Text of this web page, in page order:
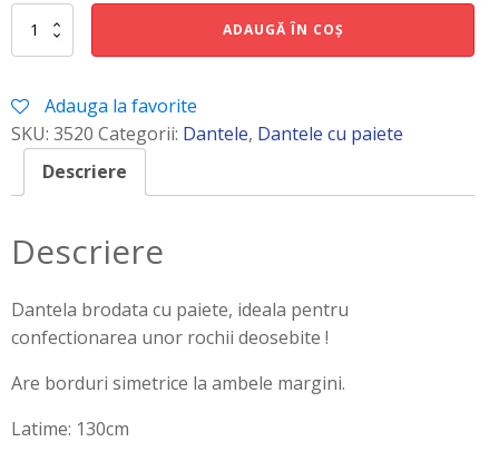
Cantitate
dantela
cu
paiete
03
ADAUGĂ ÎN COȘ
Adauga la favorite
SKU: 3520 Categorii: Dantele, Dantele cu paiete
Descriere
Descriere
Dantela brodata cu paiete, ideala pentru
confectionarea unor rochii deosebite !
Are borduri simetrice la ambele margini.
Latime: 130cm